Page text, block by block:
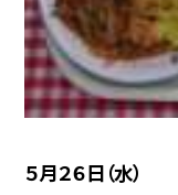
５月２６日（水）